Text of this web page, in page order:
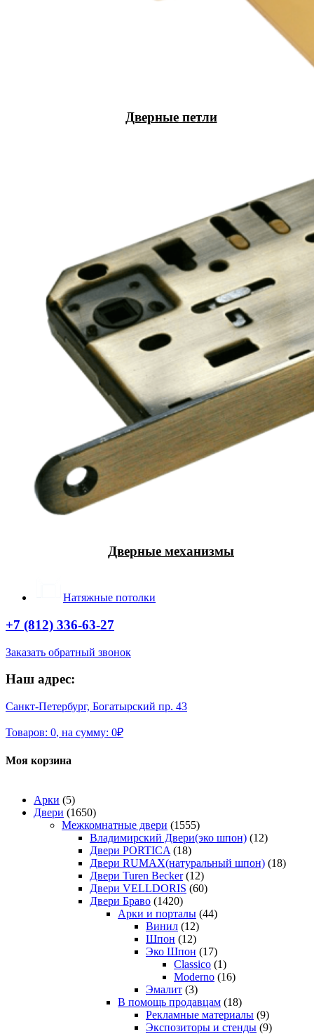
Дверные петли
Дверные механизмы
Натяжные потолки
+7 (812) 336-63-27
Заказать обратный звонок
Наш адрес:
Санкт-Петербург, Богатырский пр. 43
Товаров: 0, на сумму: 0₽
Моя корзина
Арки (5)
Двери (1650)
Межкомнатные двери (1555)
Владимирский Двери(эко шпон) (12)
Двери PORTICA (18)
Двери RUMAX(натуральный шпон) (18)
Двери Turen Becker (12)
Двери VELLDORIS (60)
Двери Браво (1420)
Арки и порталы (44)
Винил (12)
Шпон (12)
Эко Шпон (17)
Classico (1)
Moderno (16)
Эмалит (3)
В помощь продавцам (18)
Рекламные материалы (9)
Экспозиторы и стенды (9)